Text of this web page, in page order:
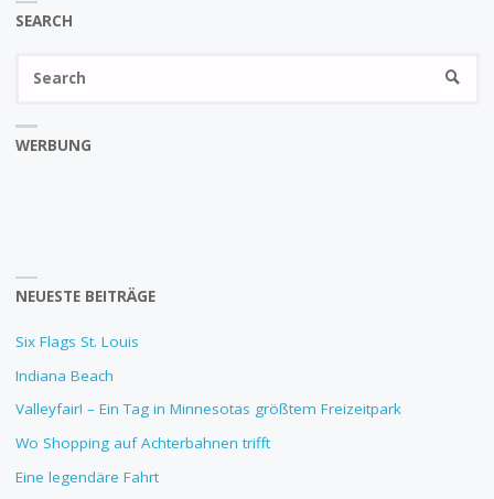
SEARCH
WERBUNG
NEUESTE BEITRÄGE
Six Flags St. Louis
Indiana Beach
Valleyfair! – Ein Tag in Minnesotas größtem Freizeitpark
Wo Shopping auf Achterbahnen trifft
Eine legendäre Fahrt